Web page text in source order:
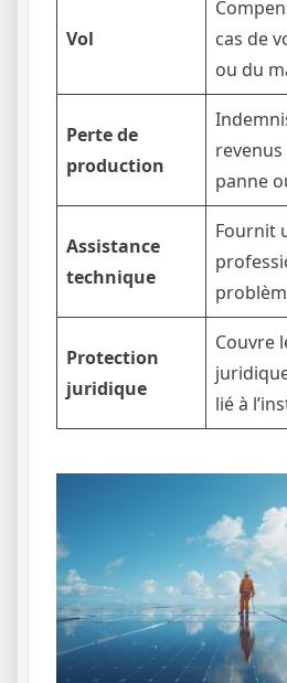
Vol
cas de
ou du
Perte de
production
panne
Assistance
technique
Fournit
Protection
juridique
Couvre
lié à